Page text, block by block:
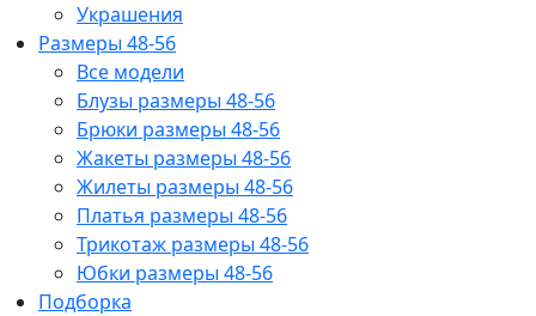
Украшения
Размеры 48-56
Все модели
Блузы размеры 48-56
Брюки размеры 48-56
Жакеты размеры 48-56
Жилеты размеры 48-56
Платья размеры 48-56
Трикотаж размеры 48-56
Юбки размеры 48-56
Подборка